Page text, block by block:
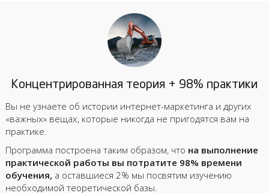
Концентрированная теория + 98% практики
Вы не узнаете об истории интернет-маркетинга и других
«важных» вещах, которые никогда не пригодятся вам на
практике.
Программа построена таким образом, что на выполнение
практической работы вы потратите 98% времени
обучения, а оставшиеся 2% мы посвятим изучению
необходимой теоретической базы.